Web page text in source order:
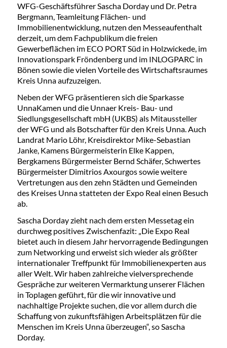
WFG-Geschäftsführer Sascha Dorday und Dr. Petra
Bergmann, Teamleitung Flächen- und
Immobilienentwicklung, nutzen den Messeaufenthalt
derzeit, um dem Fachpublikum die freien
Gewerbeflächen im ECO PORT Süd in Holzwickede, im
Innovationspark Fröndenberg und im INLOGPARC in
Bönen sowie die vielen Vorteile des Wirtschaftsraumes
Kreis Unna aufzuzeigen.
Neben der WFG präsentieren sich die Sparkasse
UnnaKamen und die Unnaer Kreis- Bau- und
Siedlungsgesellschaft mbH (UKBS) als Mitaussteller
der WFG und als Botschafter für den Kreis Unna. Auch
Landrat Mario Löhr, Kreisdirektor Mike-Sebastian
Janke, Kamens Bürgermeisterin Elke Kappen,
Bergkamens Bürgermeister Bernd Schäfer, Schwertes
Bürgermeister Dimitrios Axourgos sowie weitere
Vertretungen aus den zehn Städten und Gemeinden
des Kreises Unna statteten der Expo Real einen Besuch
ab.
Sascha Dorday zieht nach dem ersten Messetag ein
durchweg positives Zwischenfazit: „Die Expo Real
bietet auch in diesem Jahr hervorragende Bedingungen
zum Networking und erweist sich wieder als größter
internationaler Treffpunkt für Immobilienexperten aus
aller Welt. Wir haben zahlreiche vielversprechende
Gespräche zur weiteren Vermarktung unserer Flächen
in Toplagen geführt, für die wir innovative und
nachhaltige Projekte suchen, die vor allem durch die
Schaffung von zukunftsfähigen Arbeitsplätzen für die
Menschen im Kreis Unna überzeugen“, so Sascha
Dorday.